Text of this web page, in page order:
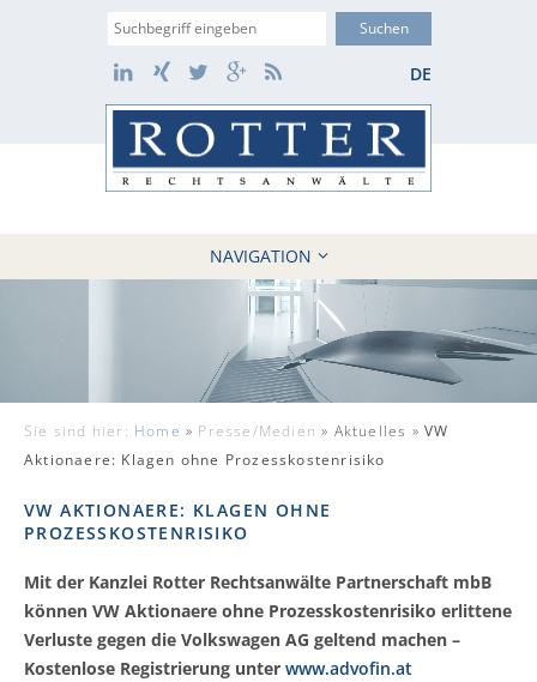
Suche
DE
LinkedIn
Xing TwitterGoogle+
RSS
NAVIGATION
HOME
KANZLEI
10 GRÜNDE
FÄLLE
REFERENZEN
KONTAKT / WEBAKTE
Sie sind hier: Home » Presse/Medien » Aktuelles »VW
Aktionaere: Klagen ohne Prozesskostenrisiko
VW AKTIONAERE: KLAGEN OHNE
PROZESSKOSTENRISIKO
Mit der Kanzlei Rotter Rechtsanwälte Partnerschaft mbB
können VW Aktionaere ohne Prozesskostenrisiko erlittene
Verluste gegen die Volkswagen AG geltend machen –
Kostenlose Registrierung unter www.advofin.at